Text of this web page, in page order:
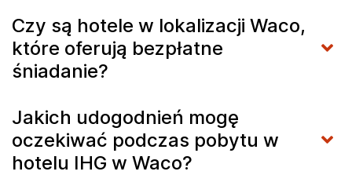
Czy są hotele w lokalizacji Waco,
które oferują bezpłatne
śniadanie?
Jakich udogodnień mogę
oczekiwać podczas pobytu w
hotelu IHG w Waco?